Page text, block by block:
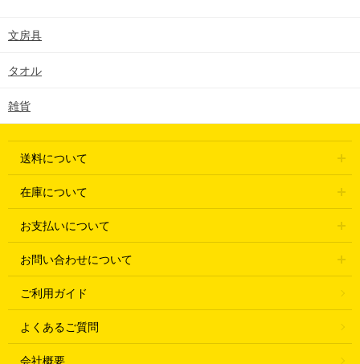
文房具
タオル
雑貨
送料について
在庫について
お支払いについて
お問い合わせについて
ご利用ガイド
よくあるご質問
会社概要